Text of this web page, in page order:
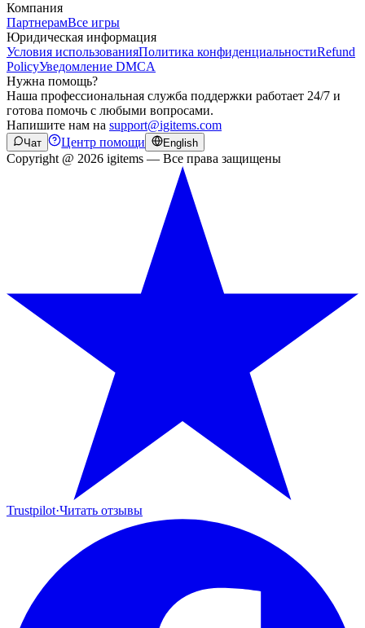
Компания
ПартнерамВсе игры
Юридическая информация
Условия использованияПолитика конфиденциальностиRefund
PolicyУведомление DMCA
Нужна помощь?
Наша профессиональная служба поддержки работает 24/7 и
готова помочь с любыми вопросами.
Напишите нам на support@igitems.com
Чат Центр помощи English
Copyright @ 2026 igitems — Все права защищены
Trustpilot·Читать отзывы